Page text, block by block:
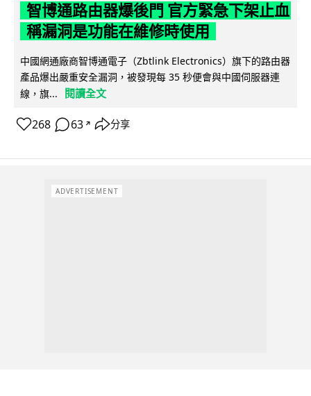
智博通路由器爆後門 官方緊急下架止血
稱漏洞是功能在維修時使用
中國網通廠商智博通電子（Zbtlink Electronics）旗下的路由器
產品爆出嚴重安全漏洞，被發現每 35 秒便會與中國伺服器連
線，旗...
閱讀全文
268 63 ↗ 分享
ADVERTISEMENT